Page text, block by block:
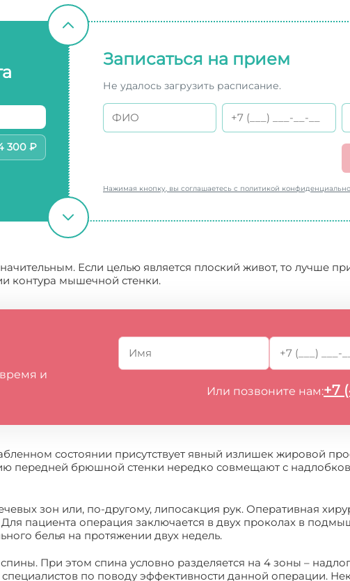
300 ₽
Записаться на прием
Не удалось загрузить расписание.
Нажимая кнопку, вы соглашаетесь с политикой
Если целью является плоский живот, то лучше
контура мышечной стенки.
и
Или позвоните нам:+7
состоянии присутствует явный излишек жировой
передней брюшной стенки нередко совмещают с
зон или, по-другому, липосакция рук. Оперативная
пациента операция заключается в двух проколах в
белья на протяжении двух недель.
При этом спина условно разделяется на 4 зоны –
по поводу эффективности данной операции.